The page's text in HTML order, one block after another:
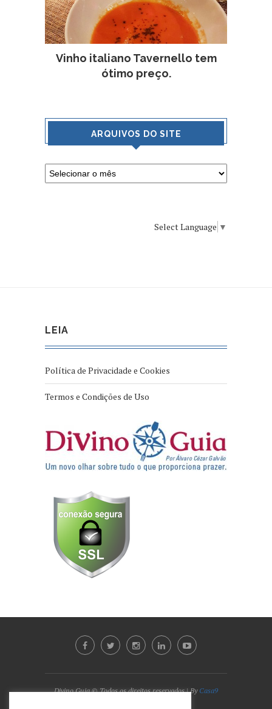
Vinho italiano Tavernello tem
ótimo preço.
ARQUIVOS DO SITE
Select Language ▼
LEIA
Política de Privacidade e Cookies
Termos e Condições de Uso
Divino Guia © Todos os direitos reservados | By Casa9